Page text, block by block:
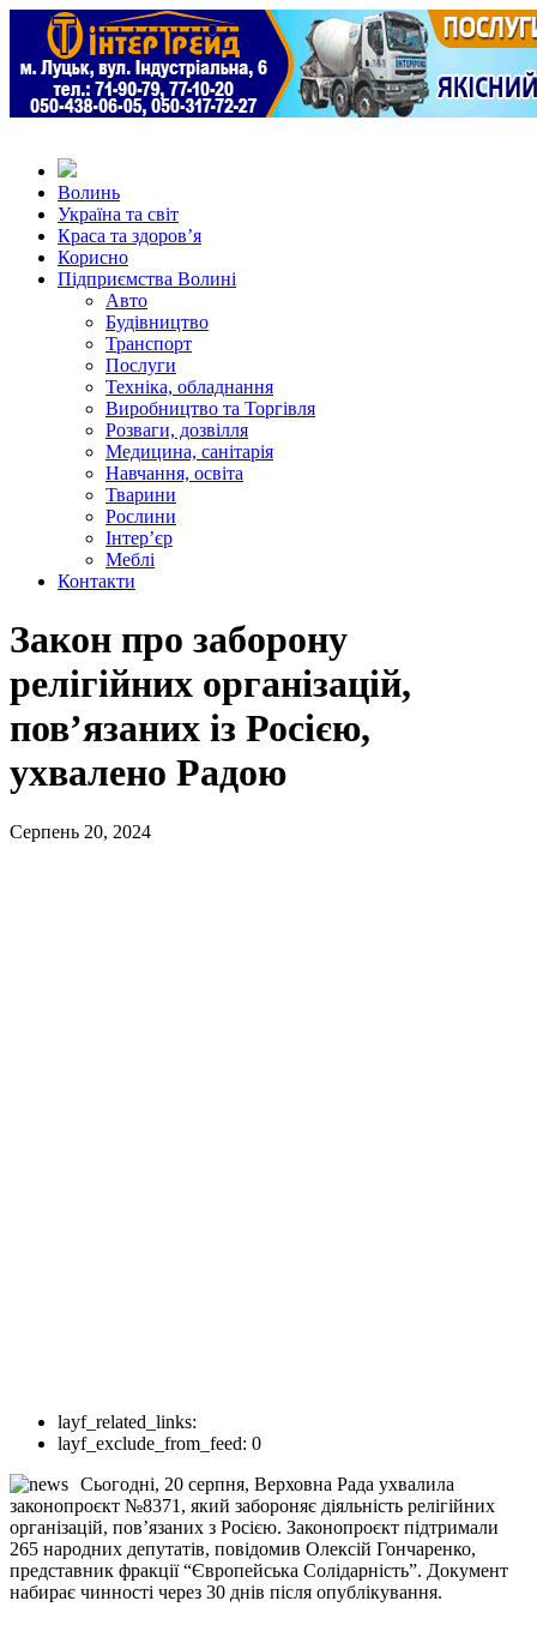
Волинь
Україна та світ
Краса та здоров’я
Корисно
Підприємства Волині
Авто
Будівництво
Транспорт
Послуги
Техніка, обладнання
Виробництво та Торгівля
Розваги, дозвілля
Медицина, санітарія
Навчання, освіта
Тварини
Рослини
Інтер’єр
Меблі
Контакти
Закон про заборону
релігійних організацій,
пов’язаних із Росією,
ухвалено Радою
Серпень 20, 2024
layf_related_links:
layf_exclude_from_feed: 0
Сьогодні, 20 серпня, Верховна Рада ухвалила
законопроєкт №8371, який забороняє діяльність релігійних
організацій, пов’язаних з Росією. Законопроєкт підтримали
265 народних депутатів, повідомив Олексій Гончаренко,
представник фракції “Європейська Солідарність”. Документ
набирає чинності через 30 днів після опублікування.